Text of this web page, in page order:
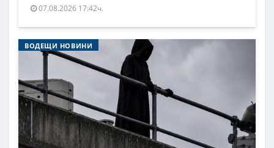
07.08.2026 17:42ч.
ВОДЕЩИ НОВИНИ